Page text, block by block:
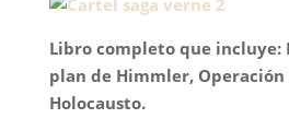
Libro completo que incluye:
plan de Himmler, Operación
Holocausto.